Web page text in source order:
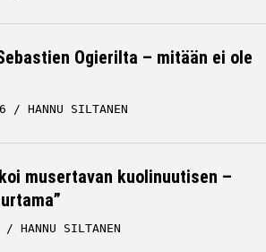
Ogierilta – mitään ei ole
HANNU SILTANEN
musertavan kuolinuutisen –
HANNU SILTANEN